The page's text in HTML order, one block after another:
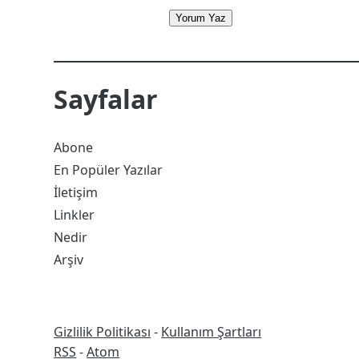
Yorum Yaz
Sayfalar
Abone
En Popüler Yazılar
İletişim
Linkler
Nedir
Arşiv
Gizlilik Politikası - Kullanım Şartları
RSS
RSS -Atom